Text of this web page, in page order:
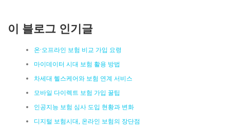
이 블로그 인기글
온·오프라인 보험 비교 가입 요령
마이데이터 시대 보험 활용 방법
차세대 헬스케어와 보험 연계 서비스
모바일 다이렉트 보험 가입 꿀팁
인공지능 보험 심사 도입 현황과 변화
디지털 보험시대, 온라인 보험의 장단점